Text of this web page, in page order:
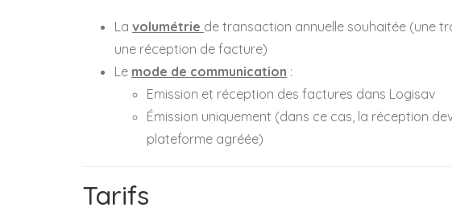
La volumétrie de transaction annuelle souhaitée (une
une réception de facture)
Le mode de communication :
Emission et réception des factures dans Logisav
Émission uniquement (dans ce cas, la réception
plateforme agréée)
Tarifs